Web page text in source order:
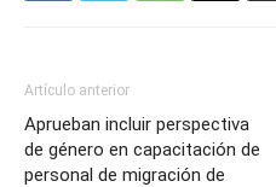
Artículo anterior
Aprueban incluir perspectiva
de género en capacitación de
personal de migración de